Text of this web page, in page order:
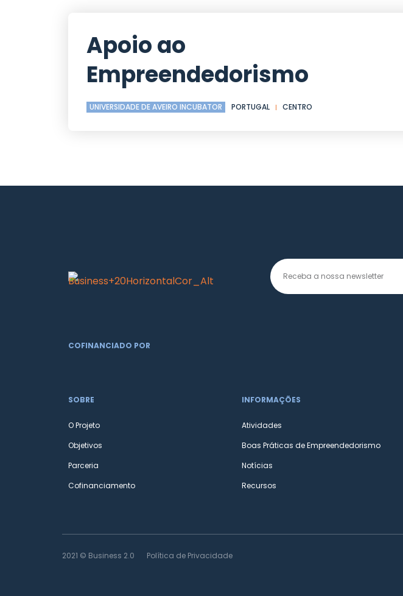
Apoio ao
Empreendedorismo
UNIVERSIDADE DE AVEIRO INCUBATOR PORTUGAL CENTRO
COFINANCIADO POR
SOBRE
O Projeto
Objetivos
Parceria
Cofinanciamento
INFORMAÇÕES
Atividades
Boas Práticas de Empreendedorismo
Notícias
Recursos
2021 © Business 2.0 Política de Privacidade